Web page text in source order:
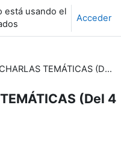
está usando el
Acceder
1º SEMANA: CHARLAS TEMÁTICAS (Del 4 al 8 de septiembre)
(Del 4